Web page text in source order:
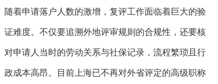
随着申请落户人数的激增，复评工作面临着巨大的验
证难度。不仅要追溯外地评审规则的合规性，还要核
对申请人当时的劳动关系与社保记录，流程繁琐且行
政成本高昂。目前上海已不再对外省评定的高级职称